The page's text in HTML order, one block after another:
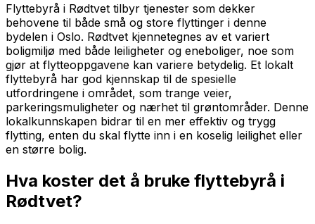
Flyttebyrå i Rødtvet tilbyr tjenester som dekker
behovene til både små og store flyttinger i denne
bydelen i Oslo. Rødtvet kjennetegnes av et variert
boligmiljø med både leiligheter og eneboliger, noe som
gjør at flytteoppgavene kan variere betydelig. Et lokalt
flyttebyrå har god kjennskap til de spesielle
utfordringene i området, som trange veier,
parkeringsmuligheter og nærhet til grøntområder. Denne
lokalkunnskapen bidrar til en mer effektiv og trygg
flytting, enten du skal flytte inn i en koselig leilighet eller
en større bolig.
Hva koster det å bruke flyttebyrå i
Rødtvet?